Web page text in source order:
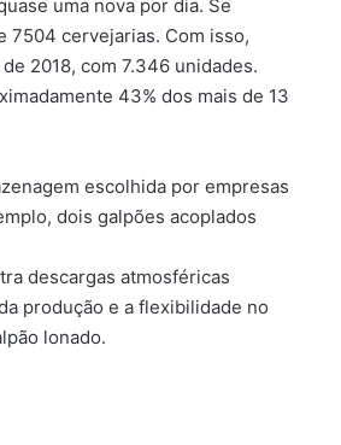
uma nova por dia. Se
7504 cervejarias. Com isso,
2018, com 7.346 unidades.
43% dos mais de 13
escolhida por empresas
dois galpões acoplados
descargas atmosféricas
produção e a flexibilidade no
lonado.